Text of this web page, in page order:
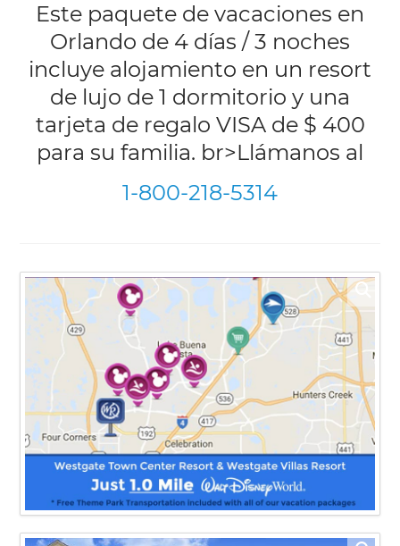
Este paquete de vacaciones en
Orlando de 4 días / 3 noches
incluye alojamiento en un resort
de lujo de 1 dormitorio y una
tarjeta de regalo VISA de $ 400
para su familia. br>Llámanos al
1-800-218-5314